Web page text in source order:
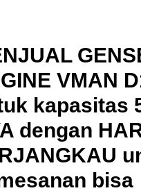
VMAN
kapasitas
dengan
bisa